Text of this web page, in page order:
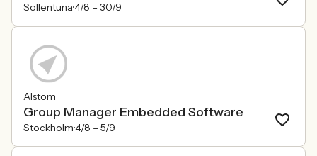
Sollentuna4/8 – 30/9
Alstom
Group Manager Embedded Software
Stockholm4/8 – 5/9